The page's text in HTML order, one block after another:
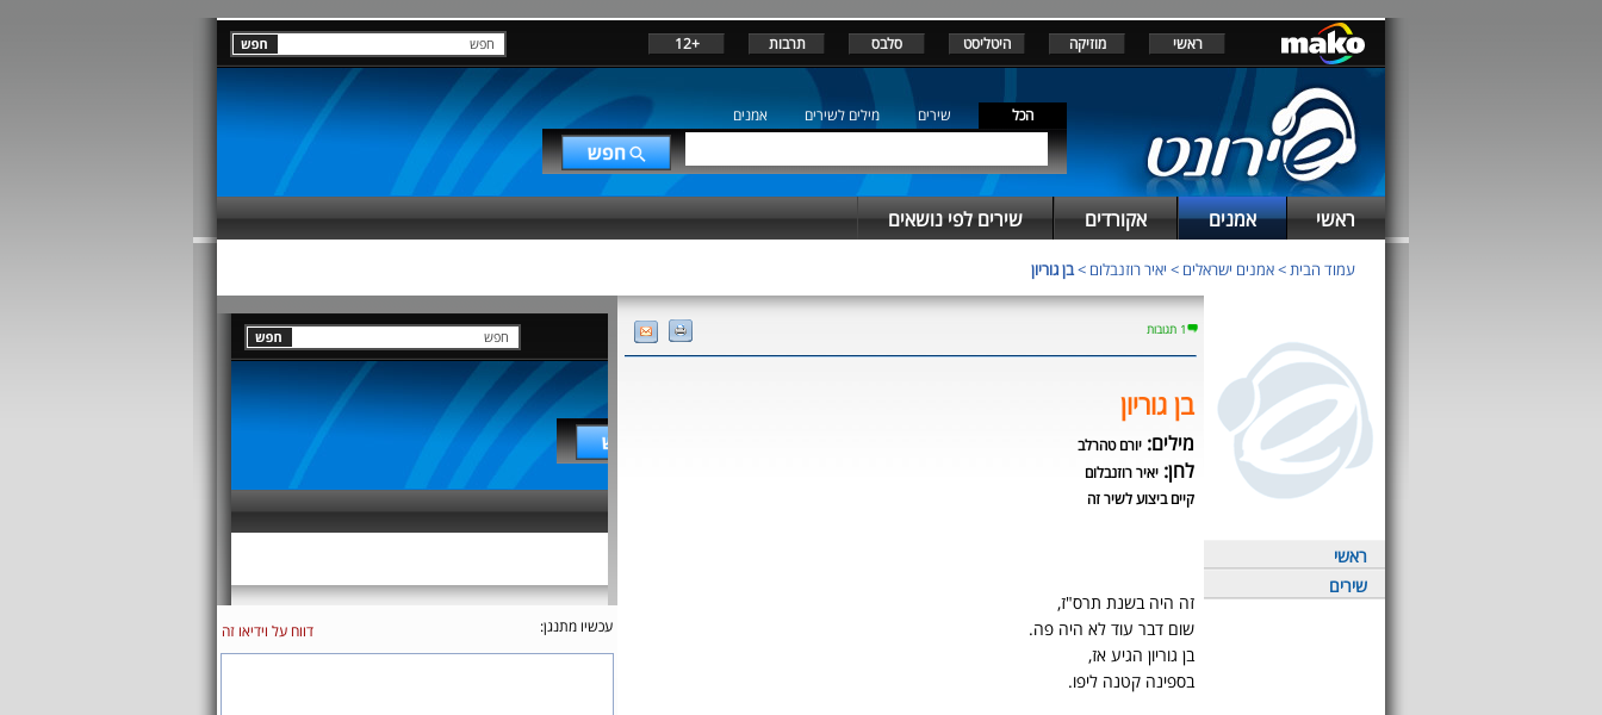
ראשי מוזיקה היטליסט סלבס תרבות +12
הכל שירים מילים לשירים אמנים
ראשי אמנים אקורדים שירים לפי נושאים
עמוד הבית>אמנים ישראלים > יאיר רוזנבלום >בן גוריון
ראשי
שירים
1 תגובות
בן גוריון
מילים: יורם טהרלב
לחן: יאיר רוזנבלום
קיים ביצוע לשיר זה
זה היה בשנת תרס"ז,
שום דבר עוד לא היה פה.
בן גוריון הגיע אז,
בספינה קטנה ליפו.
עכשיו מתנגן: דווח על וידיאו זה